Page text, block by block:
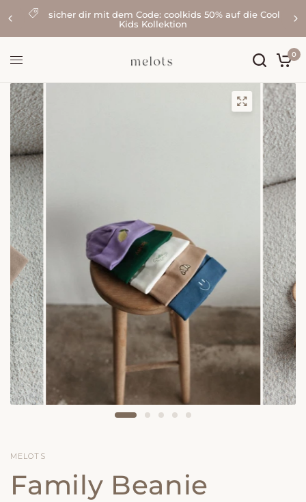
sicher dir mit dem Code: coolkids 50% auf die Cool
Kids Kollektion
0
MELOTS
Family Beanie